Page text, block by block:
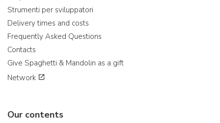
Strumenti per sviluppatori
Delivery times and costs
Frequently Asked Questions
Contacts
Give Spaghetti & Mandolin as a gift
Network
Our contents